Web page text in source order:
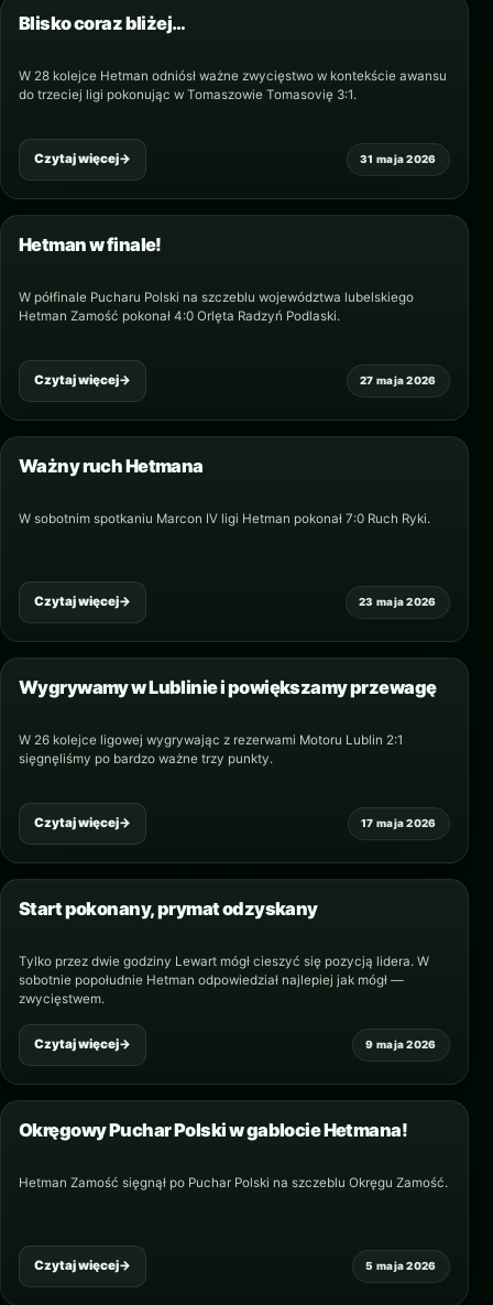
31 maja 2026
Blisko coraz bliżej…
W 28 kolejce Hetman odniósł ważne zwycięstwo w kontekście awansu
do trzeciej ligi pokonując w Tomaszowie Tomasovię 3:1.
Czytaj więcej→
27 maja 2026
Hetman w finale!
W półfinale Pucharu Polski na szczeblu województwa lubelskiego
Hetman Zamość pokonał 4:0 Orlęta Radzyń Podlaski.
Czytaj więcej→
23 maja 2026
Ważny ruch Hetmana
W sobotnim spotkaniu Marcon IV ligi Hetman pokonał 7:0 Ruch Ryki.
Czytaj więcej→
17 maja 2026
Wygrywamy w Lublinie i powiększamy przewagę
W 26 kolejce ligowej wygrywając z rezerwami Motoru Lublin 2:1
sięgnęliśmy po bardzo ważne trzy punkty.
Czytaj więcej→
9 maja 2026
Start pokonany, prymat odzyskany
Tylko przez dwie godziny Lewart mógł cieszyć się pozycją lidera. W
sobotnie popołudnie Hetman odpowiedział najlepiej jak mógł —
zwycięstwem.
Czytaj więcej→
5 maja 2026
Okręgowy Puchar Polski w gablocie Hetmana!
Hetman Zamość sięgnął po Puchar Polski na szczeblu Okręgu Zamość.
Czytaj więcej→